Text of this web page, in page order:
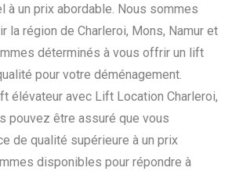
à un prix abordable. Nous sommes
la région de Charleroi, Mons, Namur et
déterminés à vous offrir un lift
pour votre déménagement.
élévateur avec Lift Location Charleroi,
pouvez être assuré que vous
de qualité supérieure à un prix
disponibles pour répondre à